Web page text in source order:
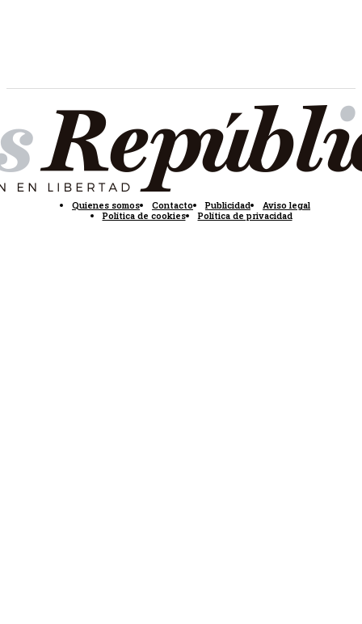
Quienes somos Contacto Publicidad
Aviso legal
Política de cookies
Política de privacidad